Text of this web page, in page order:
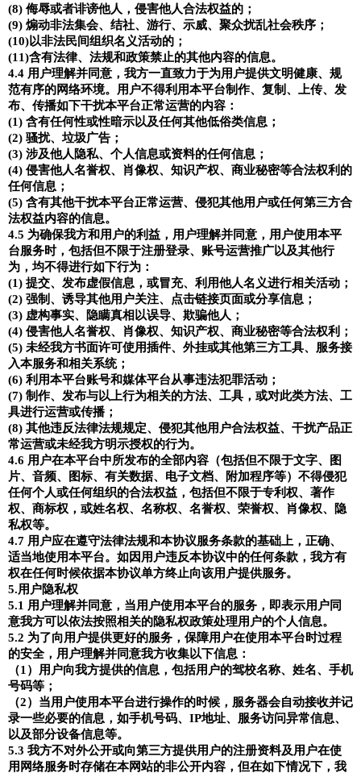
(8) 侮辱或者诽谤他人，侵害他人合法权益的；
(9) 煽动非法集会、结社、游行、示威、聚众扰乱社会秩序；
(10)以非法民间组织名义活动的；
(11)含有法律、法规和政策禁止的其他内容的信息。
4.4 用户理解并同意，我方一直致力于为用户提供文明健康、规
范有序的网络环境。用户不得利用本平台制作、复制、上传、发
布、传播如下干扰本平台正常运营的内容：
(1) 含有任何性或性暗示以及任何其他低俗类信息；
(2) 骚扰、垃圾广告；
(3) 涉及他人隐私、个人信息或资料的任何信息；
(4) 侵害他人名誉权、肖像权、知识产权、商业秘密等合法权利的
任何信息；
(5) 含有其他干扰本平台正常运营、侵犯其他用户或任何第三方合
法权益内容的信息。
4.5 为确保我方和用户的利益，用户理解并同意，用户使用本平
台服务时，包括但不限于注册登录、账号运营推广以及其他行
为，均不得进行如下行为：
(1) 提交、发布虚假信息，或冒充、利用他人名义进行相关活动；
(2) 强制、诱导其他用户关注、点击链接页面或分享信息；
(3) 虚构事实、隐瞒真相以误导、欺骗他人；
(4) 侵害他人名誉权、肖像权、知识产权、商业秘密等合法权利；
(5) 未经我方书面许可使用插件、外挂或其他第三方工具、服务接
入本服务和相关系统；
(6) 利用本平台账号和媒体平台从事违法犯罪活动；
(7) 制作、发布与以上行为相关的方法、工具，或对此类方法、工
具进行运营或传播；
(8) 其他违反法律法规规定、侵犯其他用户合法权益、干扰产品正
常运营或未经我方明示授权的行为。
4.6 用户在本平台中所发布的全部内容（包括但不限于文字、图
片、音频、图标、有关数据、电子文档、附加程序等）不得侵犯
任何个人或任何组织的合法权益，包括但不限于专利权、著作
权、商标权，或姓名权、名称权、名誉权、荣誉权、肖像权、隐
私权等。
4.7 用户应在遵守法律法规和本协议服务条款的基础上，正确、
适当地使用本平台。如因用户违反本协议中的任何条款，我方有
权在任何时候依据本协议单方终止向该用户提供服务。
5.用户隐私权
5.1 用户理解并同意，当用户使用本平台的服务，即表示用户同
意我方可以依法按照相关的隐私权政策处理用户的个人信息。
5.2 为了向用户提供更好的服务，保障用户在使用本平台时过程
的安全，用户理解并同意我方收集以下信息：
（1 ）用户向我方提供的信息，包括用户的驾校名称、姓名、手机
号码等；
（2）当用户使用本平台进行操作的时候，服务器会自动接收并记
录一些必要的信息，如手机号码、 IP地址、服务访问异常信息、
以及部分设备信息等。
5.3 我方不对外公开或向第三方提供用户的注册资料及用户在使
用网络服务时存储在本网站的非公开内容，但在如下情况下，我